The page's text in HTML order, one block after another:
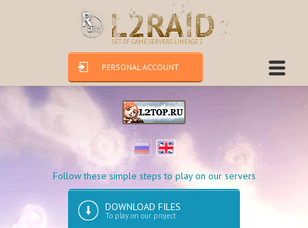
SET OF GAME SERVERS LINEAGE 2
PERSONAL ACCOUNT
Follow these simple steps to play on our servers
DOWNLOAD FILES
To play on our project